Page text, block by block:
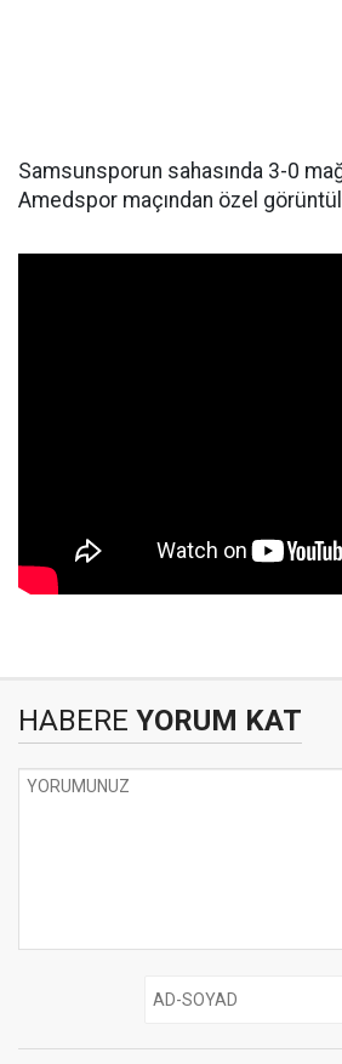
Samsunsporun sahasında 3-0
Amedspor maçından özel
HABERE YORUM KAT